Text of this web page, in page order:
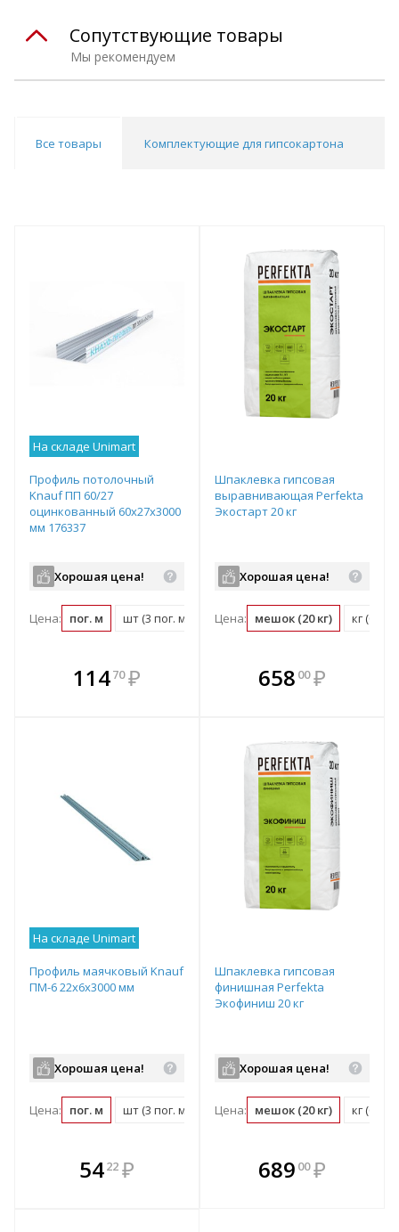
Мы рекомендуем
Сопутствующие товары
Все товары Комплектующие для гипсокартона
На складе Unimart
Профиль потолочный
Knauf ПП 60/27
оцинкованный 60х27х3000
мм 176337
Хорошая цена!
Цена: пог. м шт (3 пог. м)
11470 ₽
В комплекте
всегда выгоднее!
Шпаклевка гипсовая
выравнивающая Perfekta
Экостарт 20 кг
Хорошая цена!
Цена: мешок (20 кг) кг (0.05
В комплекте
всегда выгоднее!
658 00 ₽
На складе Unimart
Профиль маячковый Knauf
ПМ-6 22х6х3000 мм
Хорошая цена!
Цена: пог. м шт (3 пог. м)
5422 ₽
В комплекте
всегда выгоднее!
Шпаклевка гипсовая
финишная Perfekta
Экофиниш 20 кг
Хорошая цена!
Цена: мешок (20 кг) кг (0.05
В комплекте
всегда выгоднее!
689 00 ₽